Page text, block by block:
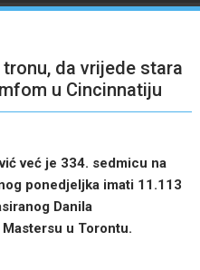
da vrijede stara
u Cincinnatiju
već je 334. sedmicu na
ponedjeljka imati 11.113
Danila
u Torontu.